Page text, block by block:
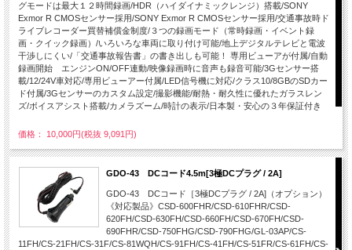
グモードは最大１２時間録画/HDR（ハイダイナミックレンジ）搭載/SONY
Exmor R CMOSセンサー採用/SONY Exmor R CMOSセンサー採用/交通事故時ド
ライブレコーダー買替補償金制度/３つの録画モード（常時録画・イベント録
画・クイック録画）/いろいろな車両に取り付け可能/地上デジタルテレビと電波
干渉しにくい/「交通事故報告書」の書き出しも可能！ 専用ビューアが付属/自動
録画開始 エンジンON/OFF連動/映像録画時に音声も録音可能/3Gセンサー搭
載/12/24V車対応/専用ビューアー付属/LED信号機に対応/クラス10/8GBのSDカー
ド付属/3Gセンサーのカスタム設定/撮影機能/耐熱・耐久性に優れたガラスレン
ズ/ボイスアシスト搭載/カメラズーム/時計の表示/日本製・安心の３年保証付き
価格： 10,000円(税抜 9,091円)
GDO-43 DCコード4.5m[3極DCプラグ / 2A]
GDO-43 DCコード［3極DCプラグ / 2A]（オプション）
《対応製品》CSD-600FHR/CSD-610FHR/CSD-
620FH/CSD-630FH/CSD-660FH/CSD-670FH/CSD-
690FHR/CSD-750FHG/CSD-790FHG/GL-03AP/CS-
11FH/CS-21FH/CS-31F/CS-81WQH/CS-91FH/CS-41FH/CS-51FR/CS-61FH/CS-